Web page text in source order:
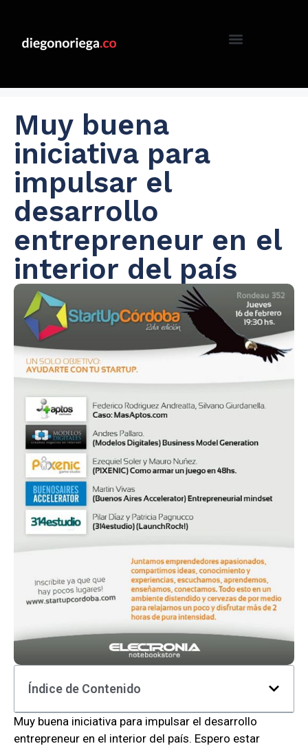
Muy buena
iniciativa para
impulsar el
desarrollo
entrepreneur en el
interior del país
Índice de Contenido
Muy buena iniciativa para impulsar el desarrollo
entrepreneur en el interior del país. Espero estar